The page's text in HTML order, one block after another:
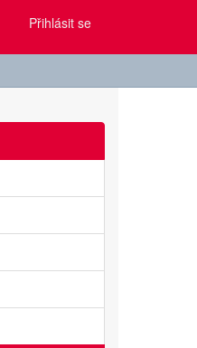
Přihlásit se